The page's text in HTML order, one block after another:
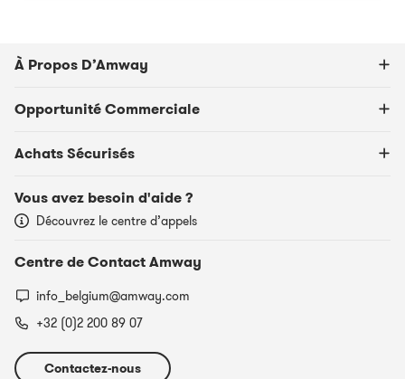
À Propos D’Amway
Opportunité Commerciale
Achats Sécurisés
Vous avez besoin d'aide ?
Découvrez le centre d’appels
Centre de Contact Amway
info_belgium@amway.com
+32 (0)2 200 89 07
Contactez-nous